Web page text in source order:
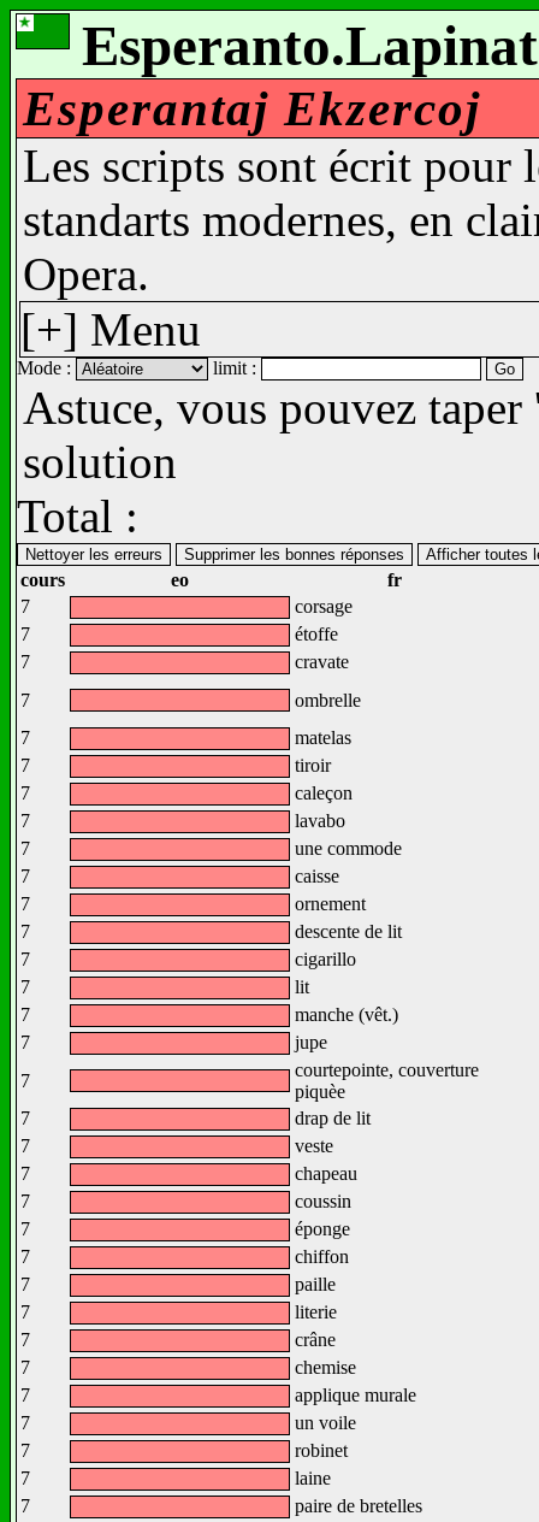
Esperantaj Ekzercoj
Les scripts sont écrit pour
standarts modernes, en
Opera.
[+] Menu
Mode : limit :
Astuce, vous pouvez
solution
Total :
cours eo
fr
7
corsage
7
étoffe
7
cravate
7
ombrelle
7
matelas
7
tiroir
7
caleçon
7
lavabo
7
une commode
7
caisse
7
ornement
7
descente de lit
7
cigarillo
7
lit
7
manche (vêt.)
7
jupe
7
courtepointe, couverture
piquèe
7
drap de lit
7
veste
7
chapeau
7
coussin
7
éponge
7
chiffon
7
paille
7
literie
7
crâne
7
chemise
7
applique murale
7
un voile
7
robinet
7
laine
7
paire de bretelles